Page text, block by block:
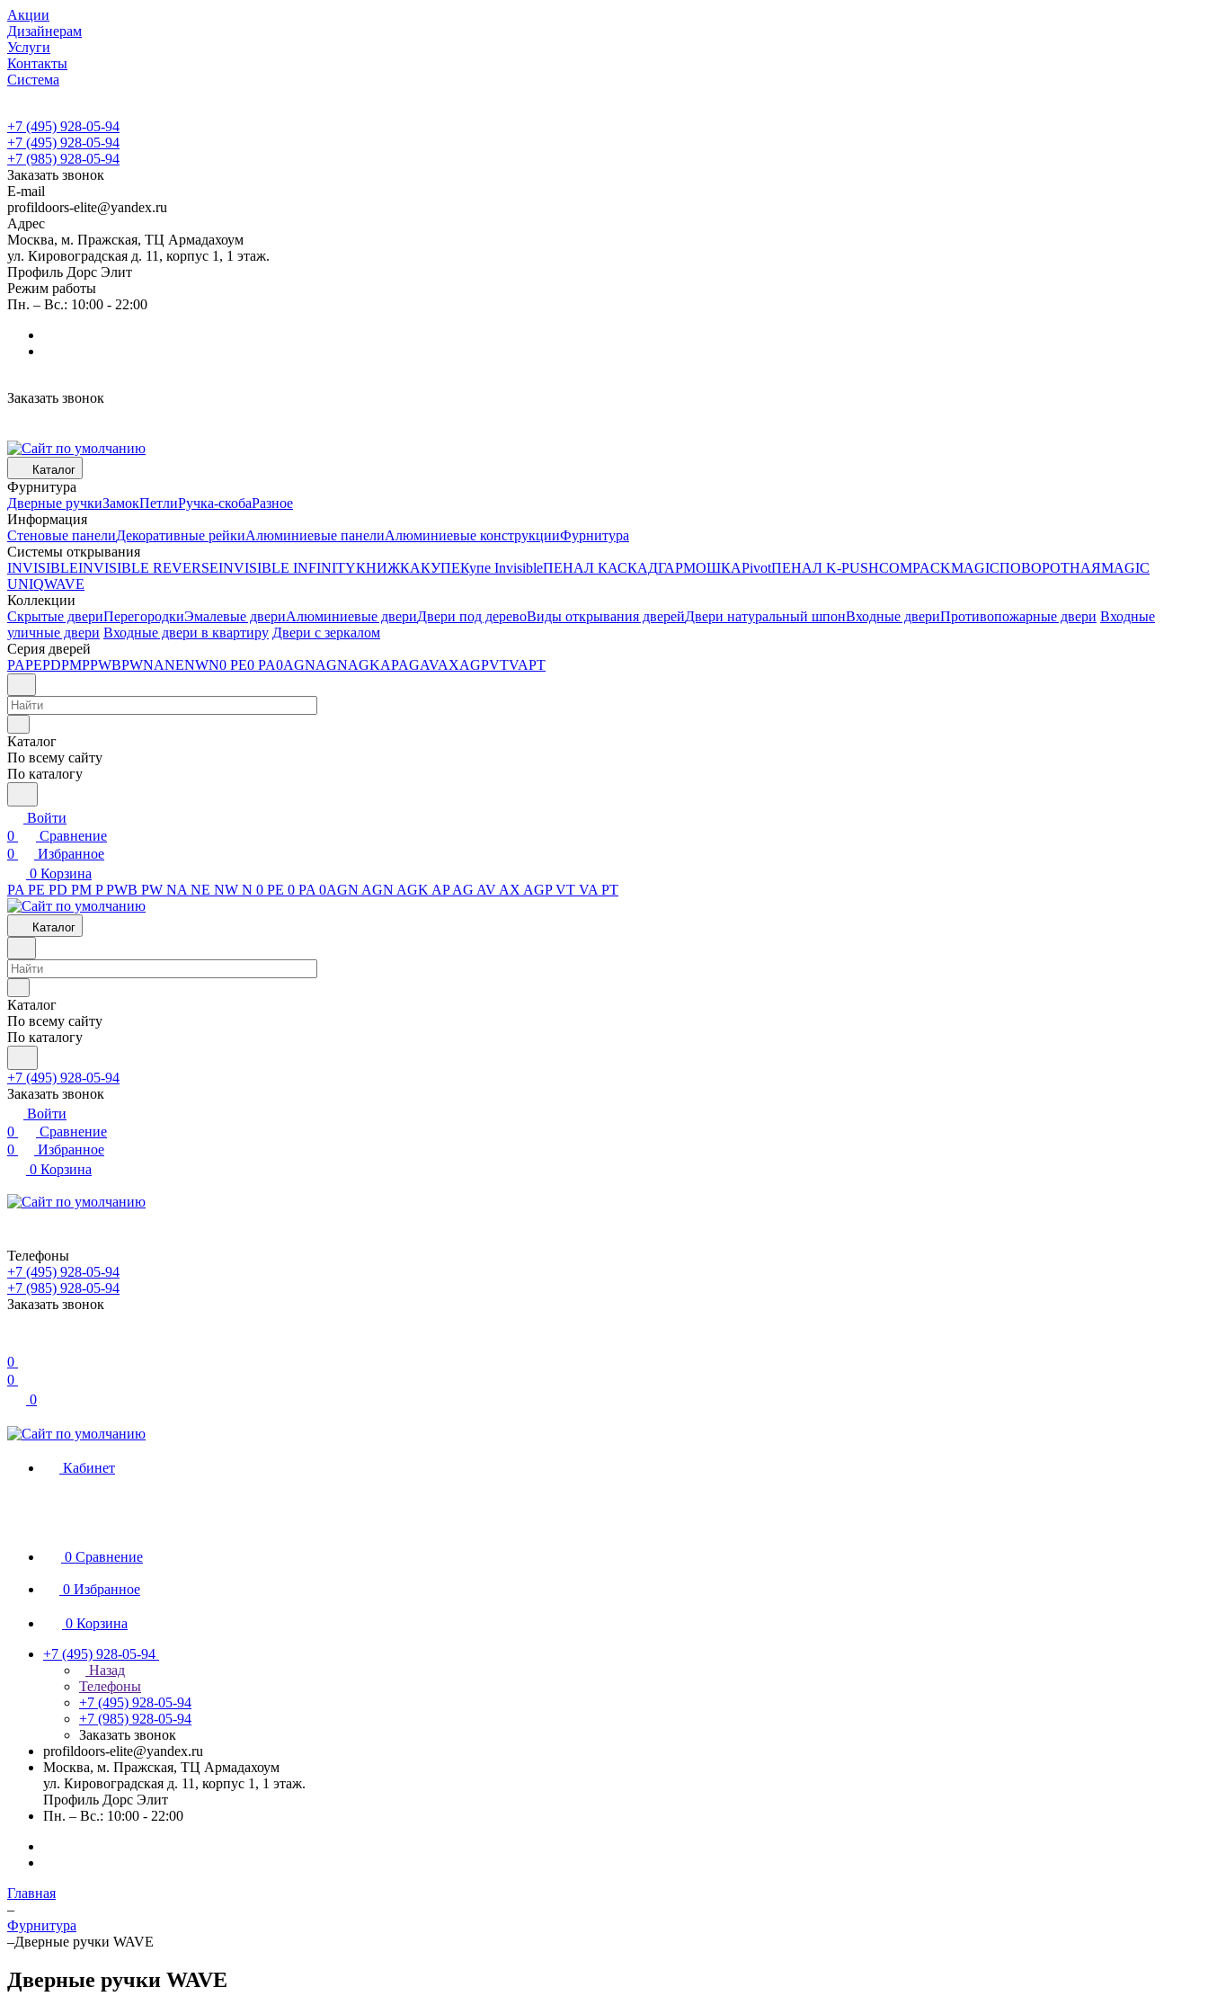
Акции
Дизайнерам
Услуги
Контакты
Система
+7 (495) 928-05-94
+7 (495) 928-05-94
+7 (985) 928-05-94
Заказать звонок
E-mail
profildoors-elite@yandex.ru
Адрес
Москва, м. Пражская, ТЦ Армадахоум
ул. Кировоградская д. 11, корпус 1, 1 этаж.
Профиль Дорс Элит
Режим работы
Пн. – Вс.: 10:00 - 22:00
Заказать звонок
Каталог
Фурнитура
Дверные ручкиЗамокПетлиРучка-скобаРазное
Информация
Стеновые панелиДекоративные рейкиАлюминиевые панелиАлюминиевые конструкцииФурнитура
Системы открывания
INVISIBLEINVISIBLE REVERSEINVISIBLE INFINITYКНИЖКАКУПЕКупе InvisibleПЕНАЛ КАСКАДГАРМОШКАPivotПЕНАЛ K-PUSHCOMPACKMAGICПОВОРОТНАЯMAGIC
UNIQWAVE
Коллекции
Скрытые двериПерегородкиЭмалевые двериАлюминиевые двериДвери под деревоВиды открывания дверейДвери натуральный шпонВходные двериПротивопожарные двери Входные
уличные двери Входные двери в квартиру Двери с зеркалом
Серия дверей
PAPEPDPMPPWBPWNANENWN0 PE0 PA0AGNAGNAGKAPAGAVAXAGPVTVAPT
Каталог
По всему сайту
По каталогу
Войти
0
Сравнение
0
Избранное
0 Корзина
PA PE PD PM P PWB PW NA NE NW N 0 PE 0 PA 0AGN AGN AGK AP AG AV AX AGP VT VA PT
Каталог
Каталог
По всему сайту
По каталогу
+7 (495) 928-05-94
Заказать звонок
Войти
0
Сравнение
0
Избранное
0 Корзина
Телефоны
+7 (495) 928-05-94
+7 (985) 928-05-94
Заказать звонок
0
0
0
Кабинет
0 Сравнение
0 Избранное
0 Корзина
+7 (495) 928-05-94
Назад
Телефоны
+7 (495) 928-05-94
+7 (985) 928-05-94
Заказать звонок
profildoors-elite@yandex.ru
Москва, м. Пражская, ТЦ Армадахоум
ул. Кировоградская д. 11, корпус 1, 1 этаж.
Профиль Дорс Элит
Пн. – Вс.: 10:00 - 22:00
Главная
–
Фурнитура
–Дверные ручки WAVE
Дверные ручки WAVE